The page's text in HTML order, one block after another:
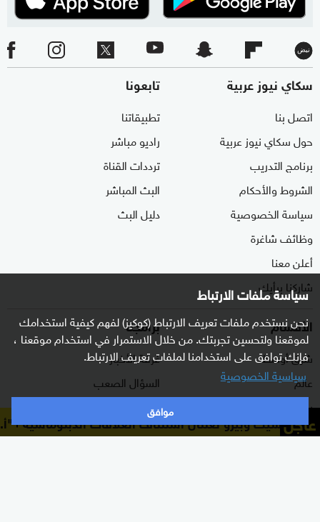
سياسة ملفات الارتباط
نحن نستخدم ملفات تعريف الارتباط (كوكيز) لفهم كيفية استخدامك
لموقعنا ولتحسين تجربتك. من خلال الاستمرار في استخدام موقعنا ،
فإنك توافق على استخدامنا لملفات تعريف الارتباط.
سياسية الخصوصية
موافق
سكاي نيوز عربية
اتصل بنا
حول سكاي نيوز عربية
برنامج التدريب
الشروط والأحكام
سياسة الخصوصية
وظائف شاغرة
أعلن معنا
شاركنا برأيك
تابعونا
تطبيقاتنا
راديو مباشر
ترددات القناة
البث المباشر
دليل البث
الأقسام
شرق أوسط
عالم
رياضة
الذكاء الاصطناعي
برامجنا
غرفة الأخبار
السؤال الصعب
رادار
هجمة مرتدة
عاجلوبيرو تعلنان استئناف العلاقات الدبلوماسية